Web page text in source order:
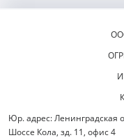
Юр. адрес: Ленинградская
Шоссе Кола, зд. 11, офис 4